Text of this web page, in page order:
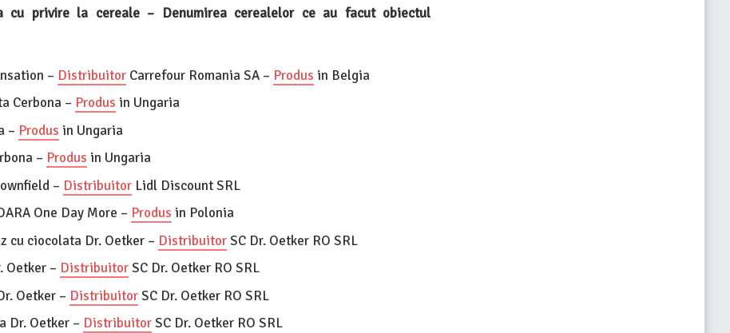
cu privire la cereale – Denumirea cerealelor ce au facut obiectul
– DistribuitorCarrefour Romania SA – Produs in Belgia
Cerbona – Produs in Ungaria
– Produs in Ungaria
– Produs in Ungaria
– DistribuitorLidl Discount SRL
One Day More – Produs in Polonia
cu ciocolata Dr. Oetker – DistribuitorSC Dr. Oetker RO SRL
Oetker – DistribuitorSC Dr. Oetker RO SRL
Oetker – DistribuitorSC Dr. Oetker RO SRL
Dr. Oetker – DistribuitorSC Dr. Oetker RO SRL